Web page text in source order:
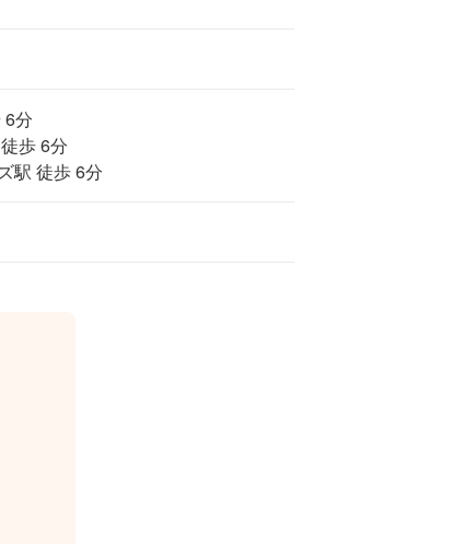
6分
歩 6分
駅 徒歩 6分